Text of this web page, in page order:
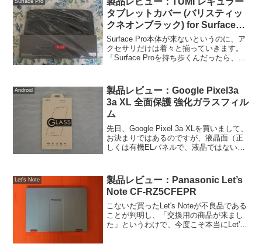
タブレットカバー (バリスティッ
クネオンブラック) for Surface
Pro
Surface Pro本体が来ないというのに、ア
クセサリだけは着々と揃っていきます。
「Surface Proを持ち歩くんだったら、ケ
ットカバー。こちら、Surface...
Android
製品レビュー：Google Pixel3a
3a XL 全面保護 強化ガラスフィル
ム
先日、Google Pixel 3a XLを買いまして、
お決まりではあるのですが、液晶面（正
しくは有機ELパネルで、液晶ではないの
らです。楽天市場で買ったのですが、こ
れ...
Let's Note
製品レビュー：Panasonic Let’s
Note CF-RZ5CFEPR
こないだ買ったLet's Noteが不良品である
ことが判明し、「交換用の商品が来まし
た」というわけで、今度こそ本当にLet's